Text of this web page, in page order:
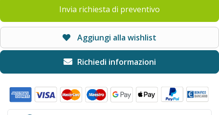
Invia richiesta di preventivo
Aggiungi alla wishlist